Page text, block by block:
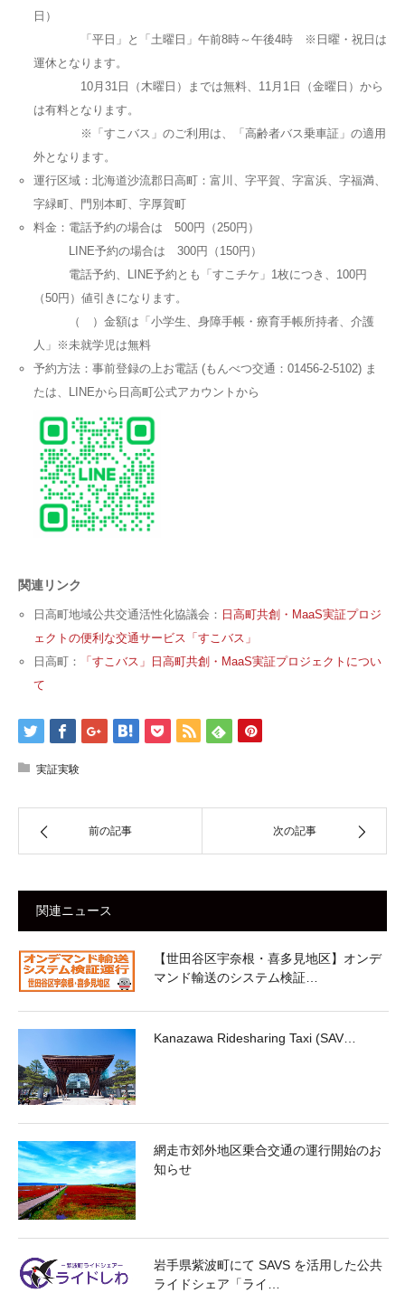
日）
「平日」と「土曜日」午前8時～午後4時 ※日曜・祝日は
運休となります。
10月31日（木曜日）までは無料、11月1日（金曜日）から
は有料となります。
※「すこバス」のご利用は、「高齢者バス乗車証」の適用
外となります。
運行区域：北海道沙流郡日高町：富川、字平賀、字富浜、字福満、
字緑町、門別本町、字厚賀町
料金：電話予約の場合は 500円（250円）
LINE予約の場合は 300円（150円）
電話予約、LINE予約とも「すこチケ」1枚につき、100円
（50円）値引きになります。
（ ）金額は「小学生、身障手帳・療育手帳所持者、介護
人」※未就学児は無料
予約方法：事前登録の上お電話 (もんべつ交通：01456-2-5102) ま
たは、LINEから日高町公式アカウントから
関連リンク
日高町地域公共交通活性化協議会： 日高町共創・MaaS実証プロジ
ェクトの便利な交通サービス「すこバス」
日高町：
「すこバス」日高町共創・MaaS実証プロジェクトについ
て
実証実験
前の記事 次の記事
関連ニュース
【世田谷区宇奈根・喜多見地区】オンデ
マンド輸送のシステム検証…
Kanazawa Ridesharing Taxi (SAV…
網走市郊外地区乗合交通の運行開始のお
知らせ
岩手県紫波町にて SAVS を活用した公共
ライドシェア「ライ…